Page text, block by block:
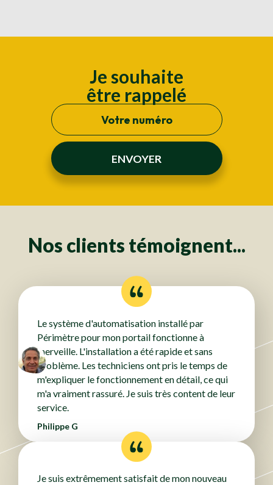
Je souhaite
être rappelé
Nos clients témoignent...
Le système d'automatisation installé par
Périmètre pour mon portail fonctionne à
merveille. L'installation a été rapide et sans
problème. Les techniciens ont pris le temps de
m'expliquer le fonctionnement en détail, ce qui
m'a vraiment rassuré. Je suis très content de leur
service.
Philippe G
Je suis extrêmement satisfait de mon nouveau